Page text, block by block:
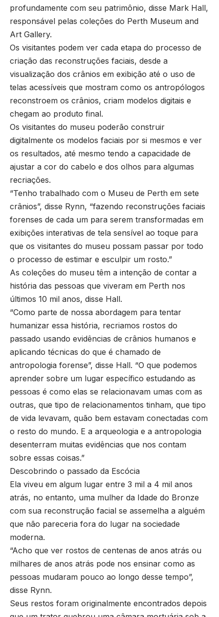
profundamente com seu patrimônio, disse Mark Hall,
responsável pelas coleções do Perth Museum and
Art Gallery.
Os visitantes podem ver cada etapa do processo de
criação das reconstruções faciais, desde a
visualização dos crânios em exibição até o uso de
telas acessíveis que mostram como os antropólogos
reconstroem os crânios, criam modelos digitais e
chegam ao produto final.
Os visitantes do museu poderão construir
digitalmente os modelos faciais por si mesmos e ver
os resultados, até mesmo tendo a capacidade de
ajustar a cor do cabelo e dos olhos para algumas
recriações.
“Tenho trabalhado com o Museu de Perth em sete
crânios”, disse Rynn, “fazendo reconstruções faciais
forenses de cada um para serem transformadas em
exibições interativas de tela sensível ao toque para
que os visitantes do museu possam passar por todo
o processo de estimar e esculpir um rosto.”
As coleções do museu têm a intenção de contar a
história das pessoas que viveram em Perth nos
últimos 10 mil anos, disse Hall.
“Como parte de nossa abordagem para tentar
humanizar essa história, recriamos rostos do
passado usando evidências de crânios humanos e
aplicando técnicas do que é chamado de
antropologia forense”, disse Hall. “O que podemos
aprender sobre um lugar específico estudando as
pessoas é como elas se relacionavam umas com as
outras, que tipo de relacionamentos tinham, que tipo
de vida levavam, quão bem estavam conectadas com
o resto do mundo. E a arqueologia e a antropologia
desenterram muitas evidências que nos contam
sobre essas coisas.”
Descobrindo o passado da Escócia
Ela viveu em algum lugar entre 3 mil a 4 mil anos
atrás, no entanto, uma mulher da Idade do Bronze
com sua reconstrução facial se assemelha a alguém
que não pareceria fora do lugar na sociedade
moderna.
“Acho que ver rostos de centenas de anos atrás ou
milhares de anos atrás pode nos ensinar como as
pessoas mudaram pouco ao longo desse tempo”,
disse Rynn.
Seus restos foram originalmente encontrados depois